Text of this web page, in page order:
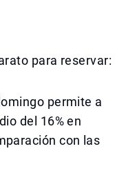
para reservar:
permite a
del 16% en
con las